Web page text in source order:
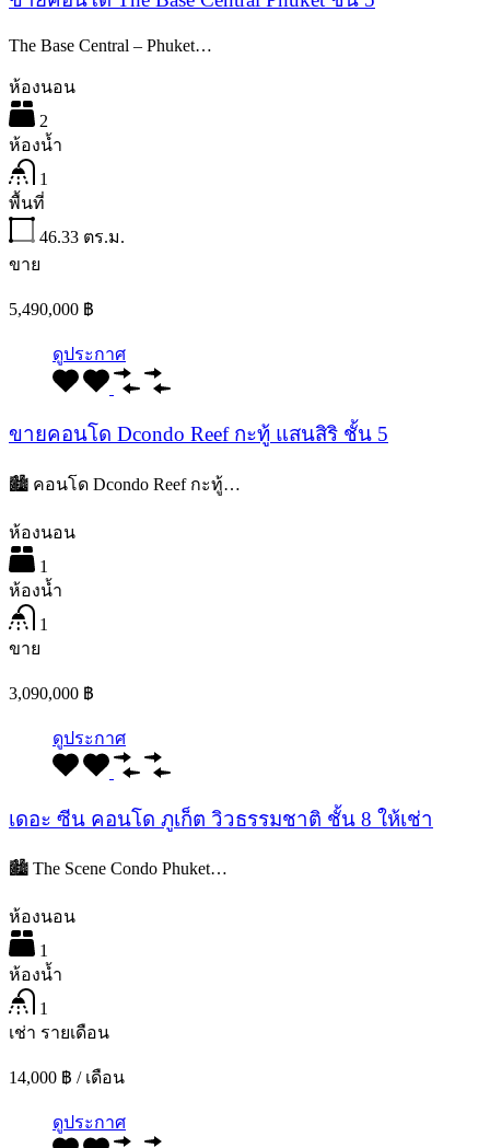
The Base Central – Phuket…
ห้องนอน
2
ห้องน้ำ
1
พื้นที่
46.33 ตร.ม.
ขาย
5,490,000 ฿
ดูประกาศ
ขายคอนโด Dcondo Reef กะทู้ แสนสิริ ชั้น 5
🏙️ คอนโด Dcondo Reef กะทู้…
ห้องนอน
1
ห้องน้ำ
1
ขาย
3,090,000 ฿
ดูประกาศ
เดอะ ซีน คอนโด ภูเก็ต วิวธรรมชาติ ชั้น 8 ให้เช่า
🏙️ The Scene Condo Phuket…
ห้องนอน
1
ห้องน้ำ
1
เช่า รายเดือน
14,000 ฿ / เดือน
ดูประกาศ